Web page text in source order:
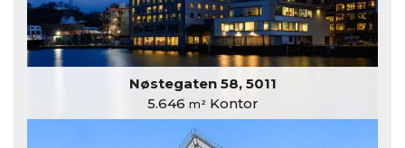
Nøstegaten 58, 5011
5.646 m²Kontor